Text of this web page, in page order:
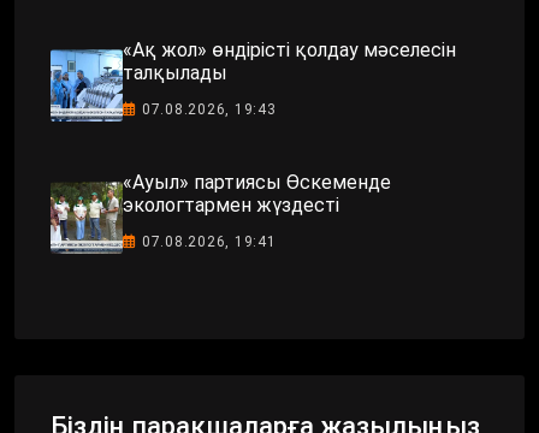
«Ақ жол» өндірісті қолдау мәселесін
талқылады
07.08.2026, 19:43
«Ауыл» партиясы Өскеменде
экологтармен жүздесті
07.08.2026, 19:41
Біздің парақшаларға жазылыңыз